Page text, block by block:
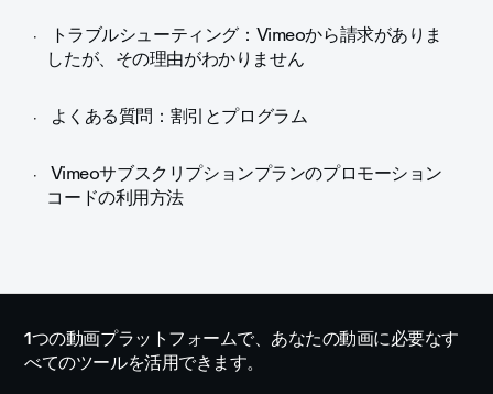
トラブルシューティング：Vimeoから請求がありま
したが、その理由がわかりません
よくある質問：割引とプログラム
Vimeoサブスクリプションプランのプロモーション
コードの利用方法
1つの動画プラットフォームで、あなたの動画に必要なす
べてのツールを活用できます。